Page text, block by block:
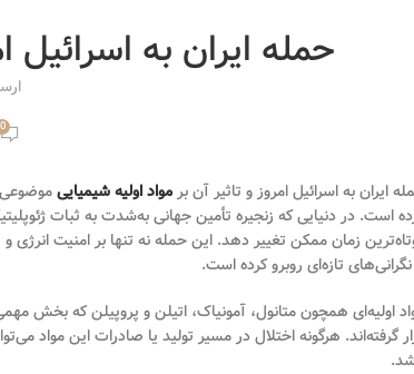
حمله ایران به اسرائیل
0
ایران به اسرائیل امروز و تاثیر آن برمواد اولیه شیمیاییموضوعی
است. در دنیایی که زنجیره تأمین جهانی به‌شدت به ثبات
زمان ممکن تغییر دهد. این حمله نه تنها بر امنیت انرژی
نگرانی‌های تازه‌ای روبرو کرده است.
اولیه‌ای همچون متانول، آمونیاک، اتیلن و پروپیلن که بخش
گرفته‌اند. هرگونه اختلال در مسیر تولید یا صادرات این مواد